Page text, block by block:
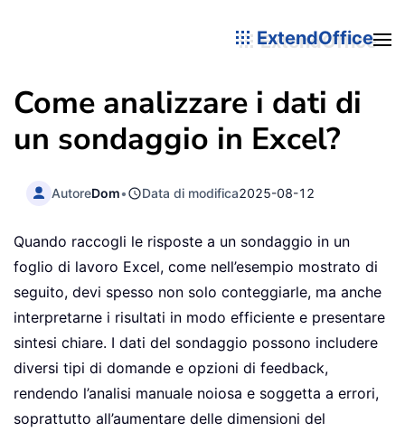
ExtendOffice
Come analizzare i dati di
un sondaggio in Excel?
AutoreDom• Data di modifica2025-08-12
Quando raccogli le risposte a un sondaggio in un
foglio di lavoro Excel, come nell’esempio mostrato di
seguito, devi spesso non solo conteggiarle, ma anche
interpretarne i risultati in modo efficiente e presentare
sintesi chiare. I dati del sondaggio possono includere
diversi tipi di domande e opzioni di feedback,
rendendo l’analisi manuale noiosa e soggetta a errori,
soprattutto all’aumentare delle dimensioni del